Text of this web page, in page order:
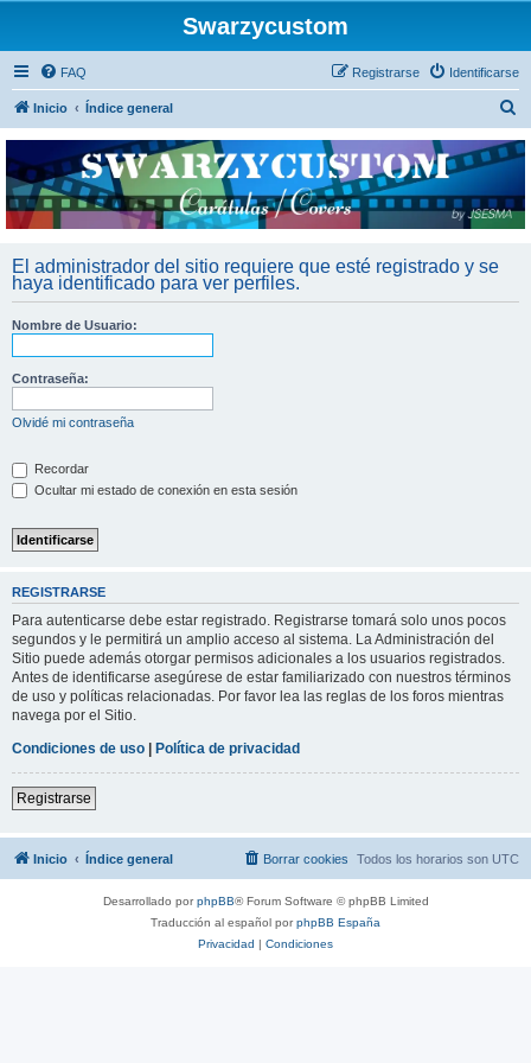
Swarzycustom
FAQ Identificarse
Registrarse
Inicio Índice general
c
El administrador del sitio requiere que esté registrado y se
haya identificado para ver perfiles.
Nombre de Usuario:
Contraseña:
Olvidé mi contraseña
Recordar
Ocultar mi estado de conexión en esta sesión
REGISTRARSE
Para autenticarse debe estar registrado. Registrarse tomará solo unos pocos
segundos y le permitirá un amplio acceso al sistema. La Administración del
Sitio puede además otorgar permisos adicionales a los usuarios registrados.
Antes de identificarse asegúrese de estar familiarizado con nuestros términos
de uso y políticas relacionadas. Por favor lea las reglas de los foros mientras
navega por el Sitio.
Condiciones de uso | Política de privacidad
Registrarse
Inicio Índice general Todos los horarios son UTC
Borrar cookies
Desarrollado porphpBB® Forum Software © phpBB Limited
Traducción al español porphpBB España
Privacidad | Condiciones